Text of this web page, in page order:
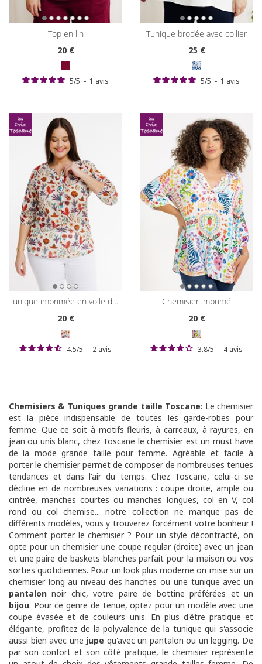
top en lin
20€
5/5 - 1 avis
tunique brodée avec collier
25€
5/5 - 1 avis
tunique imprimée en voile de coton
20€
4.5/5 - 2 avis
chemisier imprimé
20€
3.8/5 - 4 avis
Chemisiers & Tuniques grande taille Toscane: Le chemisier
est la pièce indispensable de toutes les garde-robes pour
femme. Que ce soit à motifs fleuris, à carreaux, à rayures, en
jean ou unis blanc, chez Toscane le chemisier est un must have
de la mode grande taille pour femme. Agréable et facile à
porter le chemisier permet de composer de nombreuses tenues
tendances et dans l'air du temps. Chez Toscane, celui-ci se
décline en de nombreuses variations : coupe droite, ample ou
cintrée, manches courtes ou manches longues, col en V, col
rond ou col chemise... notre collection ne manque pas de
différents modèles, vous y trouverez forcément votre bonheur !
Comment porter le chemisier ? Pour un style décontracté, on
opte pour un chemisier une coupe regular (droite) avec un jean
et une paire de baskets blanches parfait pour la maison ou vos
sorties quotidiennes. Pour un look plus moderne on mise sur un
chemisier long au niveau des hanches ou une tunique avec un
pantalon noir chic, votre paire de bottine préférées et un
bijou. Pour ce genre de tenue, optez pour un modèle avec une
coupe évasée et de couleurs unis. En plus d'être pratique et
élégante, profitez de la polyvalence de la tunique qui s'associe
aussi bien avec une jupe qu'avec un pantalon ou un legging. De
par son confort et son côté pratique, le chemisier représente